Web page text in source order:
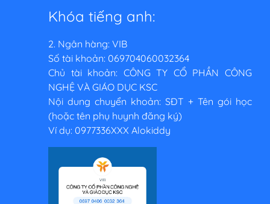
Khóa tiếng anh:
2. Ngân hàng: VIB
Số tài khoản: 069704060032364
Chủ tài khoản: CÔNG TY CỔ PHẦN CÔNG
NGHỆ VÀ GIÁO DỤC KSC
Nội dung chuyển khoản: SĐT + Tên gói học
(hoặc tên phụ huynh đăng ký)
Ví dụ: 0977336XXX Alokiddy